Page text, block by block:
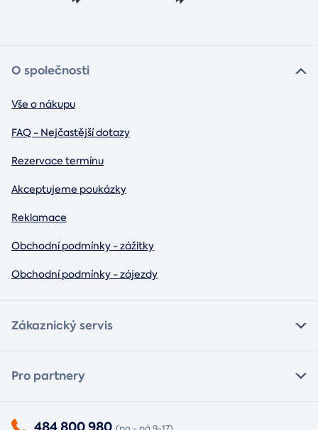
O společnosti
Vše o nákupu
FAQ - Nejčastější dotazy
Rezervace termínu
Akceptujeme poukázky
Reklamace
Obchodní podmínky - zážitky
Obchodní podmínky - zájezdy
Zákaznický servis
Pro partnery